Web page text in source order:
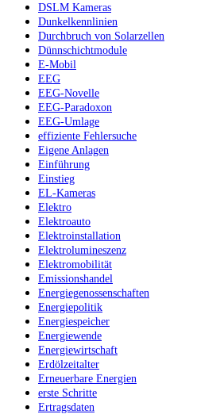
DSLM Kameras
Dunkelkennlinien
Durchbruch von Solarzellen
Dünnschichtmodule
E-Mobil
EEG
EEG-Novelle
EEG-Paradoxon
EEG-Umlage
effiziente Fehlersuche
Eigene Anlagen
Einführung
Einstieg
EL-Kameras
Elektro
Elektroauto
Elektroinstallation
Elektrolumineszenz
Elektromobilität
Emissionshandel
Energiegenossenschaften
Energiepolitik
Energiespeicher
Energiewende
Energiewirtschaft
Erdölzeitalter
Erneuerbare Energien
erste Schritte
Ertragsdaten